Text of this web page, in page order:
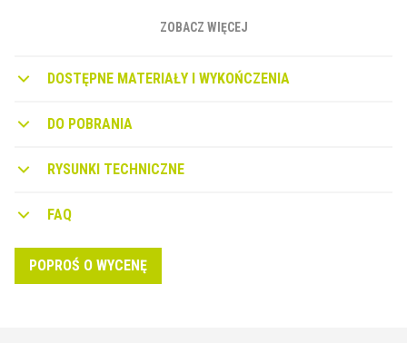
ukryty w szczelinie obwodowej podłogi. Szczeliny (37 mm)
ZOBACZ WIĘCEJ
DOSTĘPNE MATERIAŁY I WYKOŃCZENIA
DO POBRANIA
RYSUNKI TECHNICZNE
FAQ
POPROŚ O WYCENĘ